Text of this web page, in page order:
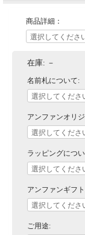
商品詳細：
在庫: －
名前札について:
アンファンオリ
ラッピングにつ
アンファンギフ
ご用途: